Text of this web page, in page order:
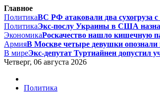
Главное
ПолитикаВС РФ атаковали два сухогруза
ПолитикаЭкс-послу Украины в США
ЭкономикаРоскачество нашло кишечную
АрмияВ Москве четыре девушки опознали
В миреЭкс-депутат Туртиайнен допустил
Четверг, 06 августа 2026
Политика